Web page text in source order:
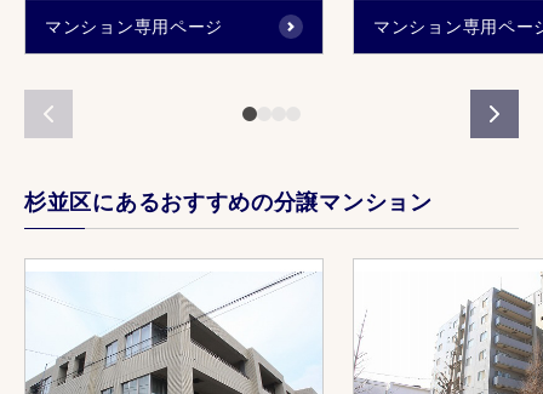
マンション専用ページ マンション専用ペー
杉並区にあるおすすめの分譲マンション